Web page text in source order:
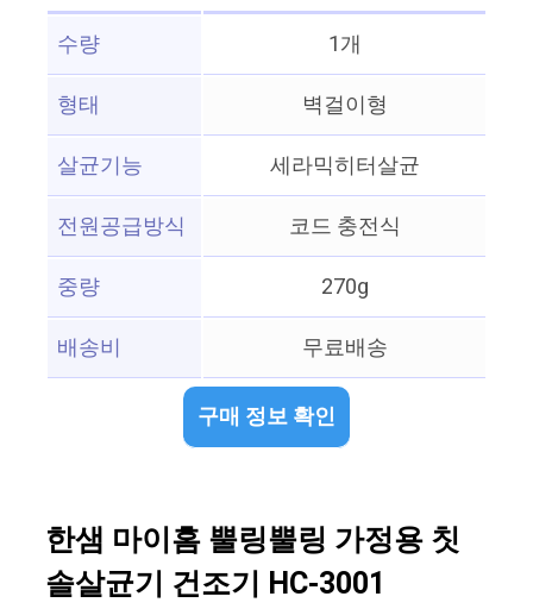
수량
1개
형태
벽걸이형
살균기능
세라믹히터살균
전원공급방식
코드 충전식
중량
270g
배송비
무료배송
구매 정보 확인
한샘 마이홈 뿔링뿔링 가정용 칫
솔살균기 건조기 HC-3001